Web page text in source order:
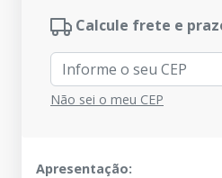
Calcule frete e
Não sei o meu CEP
Apresentação: